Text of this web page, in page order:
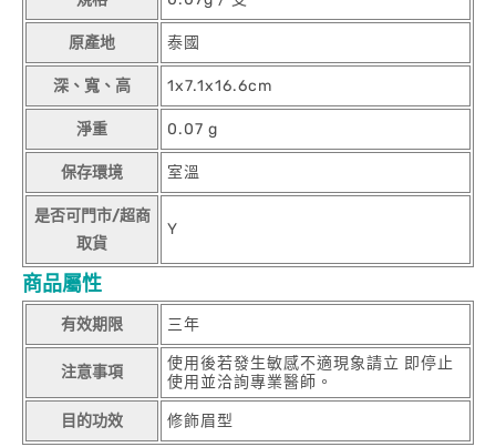
原產地 泰國
深、寬、高 1x7.1x16.6cm
淨重 0.07 g
保存環境 室溫
是否可門市/超商
取貨
Y
商品屬性
有效期限 三年
注意事項
使用後若發生敏感不適現象請立 即停止
使用並洽詢專業醫師。
目的功效 修飾眉型